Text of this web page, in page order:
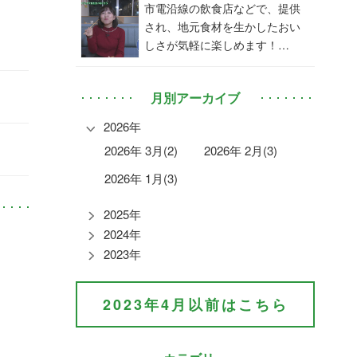
市電沿線の飲食店などで、提供
され、地元食材を生かしたおい
しさが気軽に楽しめます！…
月別アーカイブ
2026年
2026年 3月(2)
2026年 2月(3)
2026年 1月(3)
2025年
2024年
2023年
2023年4月以前はこちら